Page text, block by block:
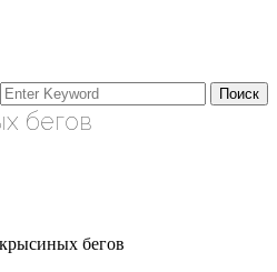
бегов
бегов